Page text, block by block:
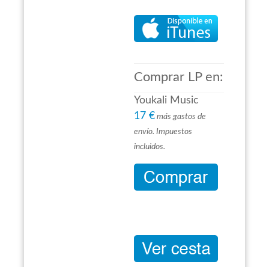
Comprar LP en:
Youkali Music
17 € más gastos de
envío. Impuestos
incluidos.